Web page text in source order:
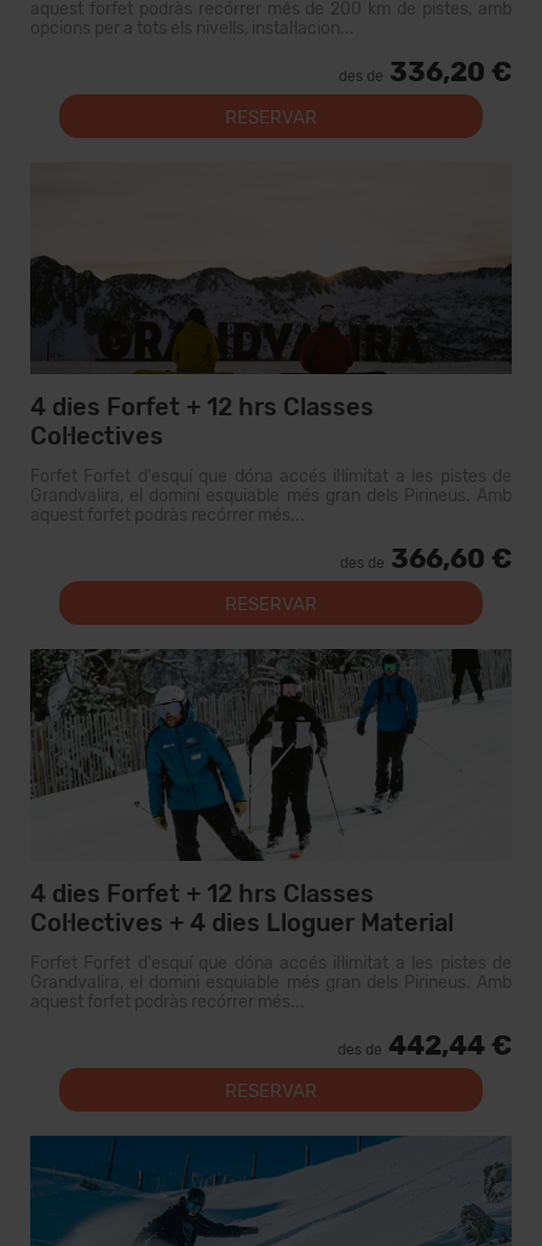
aquest forfet podràs recórrer més de 200 km de pistes, amb
opcions per a tots els nivells, instal·lacion...
des de 336,20 €
RESERVAR
4 dies Forfet + 12 hrs Classes
Col·lectives
Forfet Forfet d'esquí que dóna accés il·limitat a les pistes de
Grandvalira, el domini esquiable més gran dels Pirineus. Amb
aquest forfet podràs recórrer més...
des de 366,60 €
RESERVAR
4 dies Forfet + 12 hrs Classes
Col·lectives + 4 dies Lloguer Material
Forfet Forfet d'esquí que dóna accés il·limitat a les pistes de
Grandvalira, el domini esquiable més gran dels Pirineus. Amb
aquest forfet podràs recórrer més...
des de 442,44 €
RESERVAR